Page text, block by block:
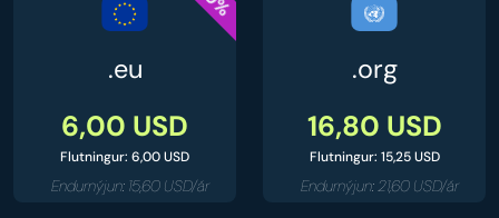
.eu
6,00 USD
Flutningur: 6,00 USD
Endurnýjun: 15,60 USD/ár
.org
16,80 USD
Flutningur: 15,25 USD
Endurnýjun: 21,60 USD/ár